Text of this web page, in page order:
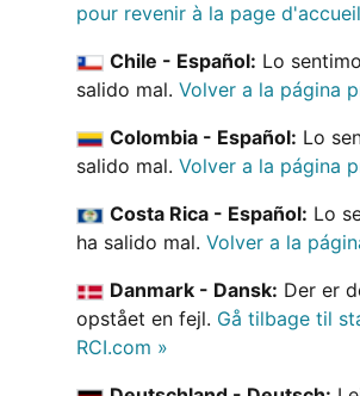
pour revenir à la page
Chile - Español: Lo
salido mal. Volver a la página
Colombia - Español: Lo
salido mal. Volver a la página
Costa Rica - Español: Lo
ha salido mal. Volver a la
Danmark - Dansk: Der er
opstået en fejl. Gå tilbage til
RCI.com »